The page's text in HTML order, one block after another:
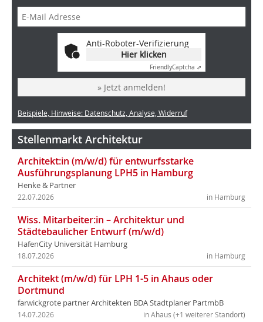
Anti-Roboter-Verifizierung
Hier klicken
FriendlyCaptcha ⇗
» Jetzt anmelden!
Beispiele, Hinweise: Datenschutz, Analyse, Widerruf
Stellenmarkt Architektur
Architekt:in (m/w/d) für entwurfsstarke
Ausführungsplanung LPH5 in Hamburg
Henke & Partner
in Hamburg
22.07.2026
Wiss. Mitarbeiter:in – Architektur und
Städtebaulicher Entwurf (m/w/d)
HafenCity Universität Hamburg
in Hamburg
18.07.2026
Architekt (m/w/d) für LPH 1-5 in Ahaus oder
Dortmund
farwickgrote partner Architekten BDA Stadtplaner PartmbB
in Ahaus (+1 weiterer Standort)
14.07.2026